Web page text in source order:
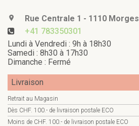
Rue Centrale 1 - 1110 Morges
+41 783350301
Lundi à Vendredi : 9h à 18h30
Samedi : 8h30 à 17h30
Dimanche : Fermé
Livraison
Retrait au Magasin
Dès CHF. 100.- de livraison postale ECO
Moins de CHF. 100.- de livraison postale ECO